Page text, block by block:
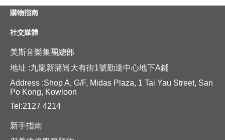
購物指南
社交媒體
美斯音樂集團總部
地址 :九龍新蒲崗大有街1號勤達中心地下A鋪
Address :Shop A, G/F, Midas Plaza, 1 Tai Yau Street, San
Po Kong, Kowloon
Tel:2127 4214
新手指南